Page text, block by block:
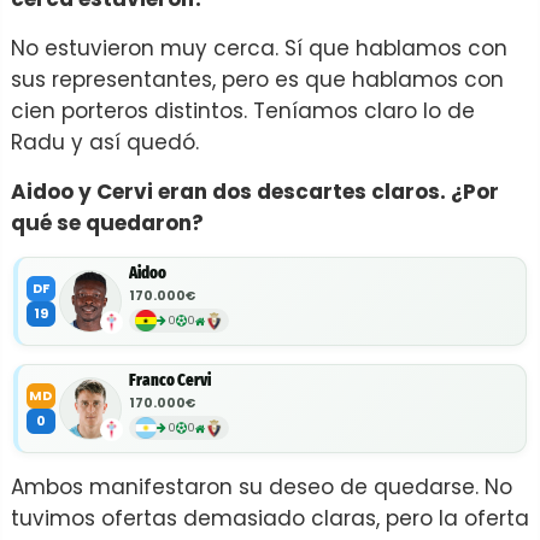
No estuvieron muy cerca. Sí que hablamos con
sus representantes, pero es que hablamos con
cien porteros distintos. Teníamos claro lo de
Radu y así quedó.
Aidoo y Cervi eran dos descartes claros. ¿Por
qué se quedaron?
DF
19
Aidoo
170.000€
0 0
MD
0
Franco Cervi
170.000€
0 0
Ambos manifestaron su deseo de quedarse. No
tuvimos ofertas demasiado claras, pero la oferta